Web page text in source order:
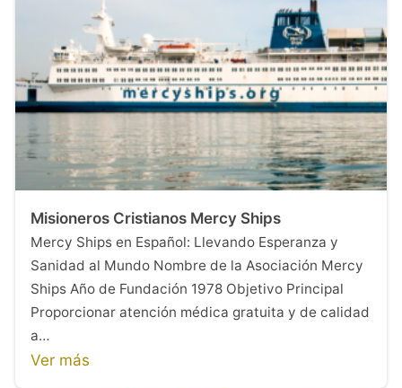
Misioneros Cristianos Mercy Ships
Mercy Ships en Español: Llevando Esperanza y
Sanidad al Mundo Nombre de la Asociación Mercy
Ships Año de Fundación 1978 Objetivo Principal
Proporcionar atención médica gratuita y de calidad
a…
Ver más